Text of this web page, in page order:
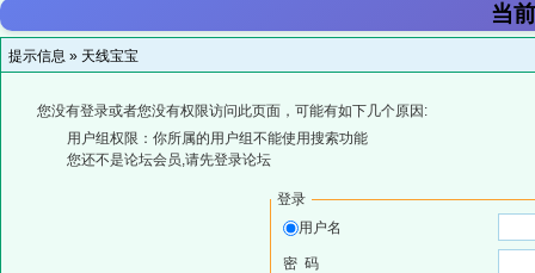
当
提示信息 » 天线宝宝
您没有登录或者您没有权限访问此页面，可能有如下几个原因:
用户组权限：你所属的用户组不能使用搜索功能
您还不是论坛会员,请先登录论坛
登录
用户名
密 码